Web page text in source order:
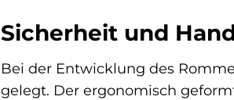
Sicherheit und
Bei der Entwicklung des
gelegt. Der ergonomisch